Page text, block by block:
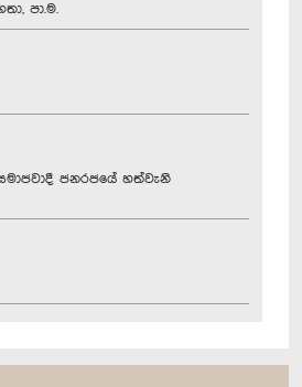
පා.ම.
සමාජවාදී ජනරජයේ හත්වැනි